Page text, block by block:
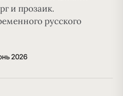
и прозаик.
русского
2026